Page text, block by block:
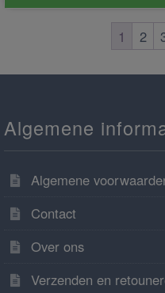
1 2
Algemene
Algemene
Contact
Over ons
Verzenden en